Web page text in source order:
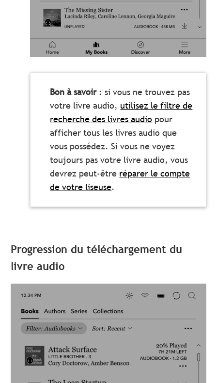
Bon à savoir: si vous ne trouvez pas
votre livre audio, utilisez le filtre de
recherche des livres audio pour
afficher tous les livres audio que
vous possédez. Si vous ne voyez
toujours pas votre livre audio, vous
devrez peut-être réparer le compte
de votre liseuse.
Progression du téléchargement du
livre audio